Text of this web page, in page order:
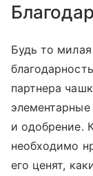
Будь то
партнера
и одобрение.
необходимо
его ценят,